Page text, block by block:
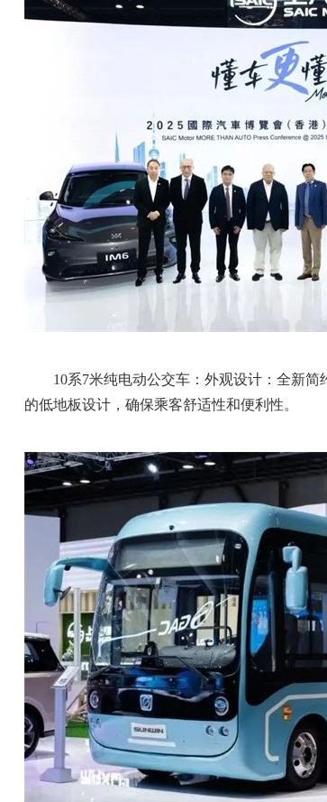
10系7米纯电动公交车：外观设计：全新简
的低地板设计，确保乘客舒适性和便利性。